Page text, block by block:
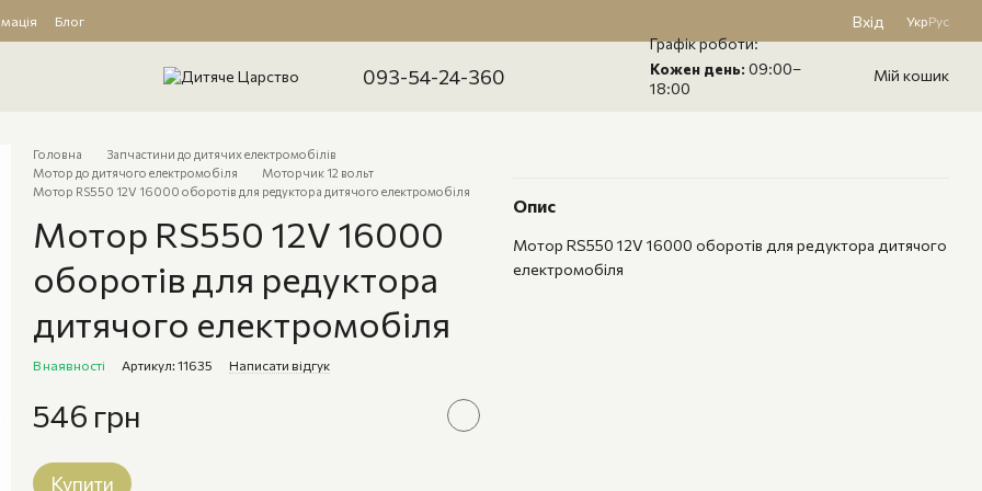
Блог
Вхід УкрРус
093-54-24-360
Графік роботи:
Кожен день: 09:00–
18:00
Мій кошик
Головна
Запчастини до дитячих електромобілів
Мотор до дитячого електромобіля
Моторчик 12 вольт
Мотор RS550 12V 16000 оборотів для редуктора дитячого електромобіля
Мотор RS550 12V 16000
оборотів для редуктора
дитячого електромобіля
В наявності Артикул: 11635 Написати відгук
546 грн
Купити
Опис
Мотор RS550 12V 16000 оборотів для редуктора дитячого
електромобіля